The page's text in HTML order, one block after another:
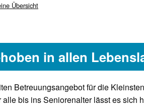
Übersicht
in allen
Betreuungsangebot für die
bis ins Seniorenalter lässt es sich